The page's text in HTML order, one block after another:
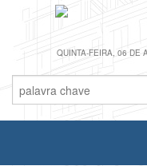
QUINTA-FEIRA, 06 DE